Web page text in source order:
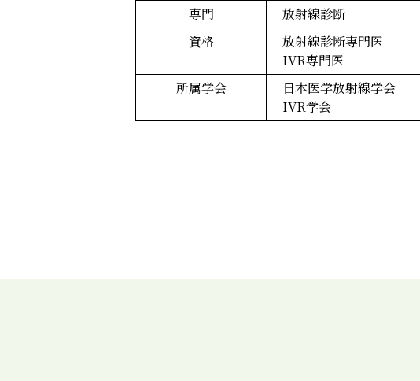
専門
放射線診断
資格
放射線診断専門医
IVR専門医
所属学会
日本医学放射線学会
IVR学会